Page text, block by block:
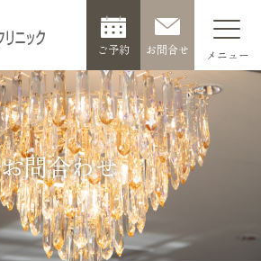
ご予約 お問合せ
お問合わせ